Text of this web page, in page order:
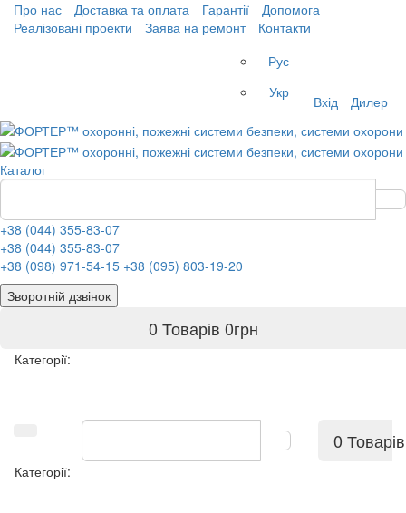
Про нас Доставка та оплата Гарантії
Допомога
Реалізовані проекти
Заява на ремонт
Контакти
Рус
Укр
Вхід Дилер
Каталог
+38 (044) 355-83-07
+38 (044) 355-83-07
+38 (098) 971-54-15 +38 (095) 803-19-20
Зворотній дзвінок
0 Товарів 0грн
Категорії:
0 Товарів
Категорії: